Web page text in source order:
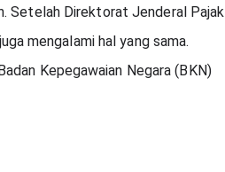
Setelah Direktorat Jenderal Pajak
mengalami hal yang sama.
Kepegawaian Negara (BKN)